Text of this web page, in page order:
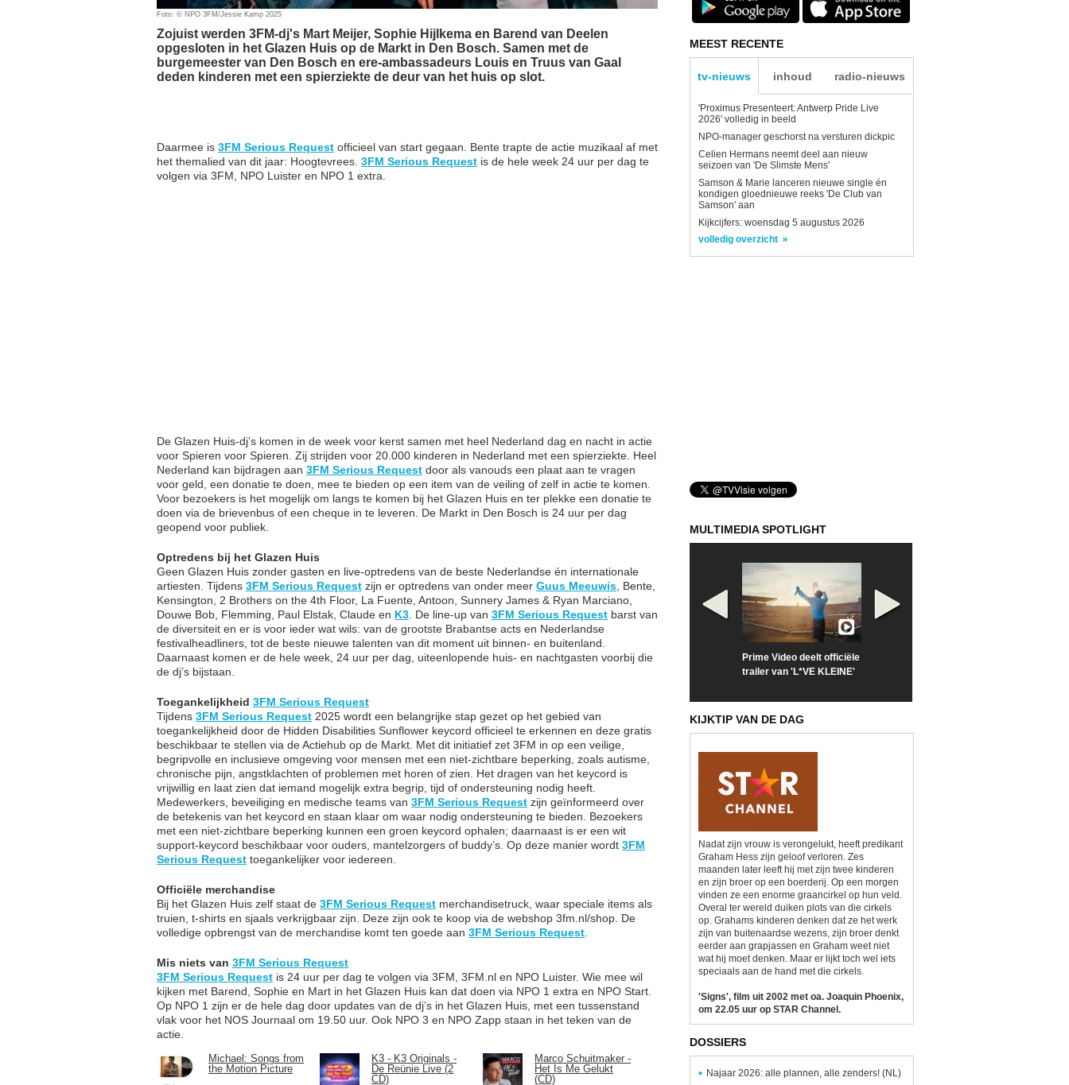
Foto: © NPO 3FM/Jessie Kamp 2025
Zojuist werden 3FM-dj's Mart Meijer, Sophie Hijlkema en Barend van Deelen
opgesloten in het Glazen Huis op de Markt in Den Bosch. Samen met de
burgemeester van Den Bosch en ere-ambassadeurs Louis en Truus van Gaal
deden kinderen met een spierziekte de deur van het huis op slot.
Daarmee is 3FM Serious Request officieel van start gegaan. Bente trapte de actie muzikaal af met
het themalied van dit jaar: Hoogtevrees. 3FM Serious Request is de hele week 24 uur per dag te
volgen via 3FM, NPO Luister en NPO 1 extra.
De Glazen Huis-dj’s komen in de week voor kerst samen met heel Nederland dag en nacht in actie
voor Spieren voor Spieren. Zij strijden voor 20.000 kinderen in Nederland met een spierziekte. Heel
Nederland kan bijdragen aan 3FM Serious Request door als vanouds een plaat aan te vragen
voor geld, een donatie te doen, mee te bieden op een item van de veiling of zelf in actie te komen.
Voor bezoekers is het mogelijk om langs te komen bij het Glazen Huis en ter plekke een donatie te
doen via de brievenbus of een cheque in te leveren. De Markt in Den Bosch is 24 uur per dag
geopend voor publiek.
Optredens bij het Glazen Huis
Geen Glazen Huis zonder gasten en live-optredens van de beste Nederlandse én internationale
artiesten. Tijdens 3FM Serious Request zijn er optredens van onder meer Guus Meeuwis , Bente,
Kensington, 2 Brothers on the 4th Floor, La Fuente, Antoon, Sunnery James & Ryan Marciano,
Douwe Bob, Flemming, Paul Elstak, Claude en K3 . De line-up van 3FM Serious Request barst van
de diversiteit en er is voor ieder wat wils: van de grootste Brabantse acts en Nederlandse
festivalheadliners, tot de beste nieuwe talenten van dit moment uit binnen- en buitenland.
Daarnaast komen er de hele week, 24 uur per dag, uiteenlopende huis- en nachtgasten voorbij die
de dj’s bijstaan.
Toegankelijkheid 3FM Serious Request
Tijdens 3FM Serious Request 2025 wordt een belangrijke stap gezet op het gebied van
toegankelijkheid door de Hidden Disabilities Sunflower keycord officieel te erkennen en deze gratis
beschikbaar te stellen via de Actiehub op de Markt. Met dit initiatief zet 3FM in op een veilige,
begripvolle en inclusieve omgeving voor mensen met een niet-zichtbare beperking, zoals autisme,
chronische pijn, angstklachten of problemen met horen of zien. Het dragen van het keycord is
vrijwillig en laat zien dat iemand mogelijk extra begrip, tijd of ondersteuning nodig heeft.
Medewerkers, beveiliging en medische teams van 3FM Serious Request zijn geïnformeerd over
de betekenis van het keycord en staan klaar om waar nodig ondersteuning te bieden. Bezoekers
met een niet-zichtbare beperking kunnen een groen keycord ophalen; daarnaast is er een wit
support-keycord beschikbaar voor ouders, mantelzorgers of buddy’s. Op deze manier wordt 3FM
Serious Request toegankelijker voor iedereen.
Officiële merchandise
Bij het Glazen Huis zelf staat de 3FM Serious Request merchandisetruck, waar speciale items als
truien, t-shirts en sjaals verkrijgbaar zijn. Deze zijn ook te koop via de webshop 3fm.nl/shop. De
volledige opbrengst van de merchandise komt ten goede aan 3FM Serious Request
Mis niets van 3FM Serious Request
3FM Serious Request is 24 uur per dag te volgen via 3FM, 3FM.nl en NPO Luister. Wie mee wil
kijken met Barend, Sophie en Mart in het Glazen Huis kan dat doen via NPO 1 extra en NPO Start.
Op NPO 1 zijn er de hele dag door updates van de dj’s in het Glazen Huis, met een tussenstand
vlak voor het NOS Journaal om 19.50 uur. Ook NPO 3 en NPO Zapp staan in het teken van de
actie.
Michael: Songs from
the Motion Picture
K3 - K3 Originals -
De Reünie Live (2
CD)
Marco Schuitmaker -
Het Is Me Gelukt
(CD)
MEEST RECENTE
tv-nieuws inhoud radio-nieuws
'Proximus Presenteert: Antwerp Pride Live
2026' volledig in beeld
NPO-manager geschorst na versturen dickpic
Celien Hermans neemt deel aan nieuw
seizoen van 'De Slimste Mens'
Samson & Marie lanceren nieuwe single én
kondigen gloednieuwe reeks 'De Club van
Samson' aan
Kijkcijfers: woensdag 5 augustus 2026
volledig overzicht
MULTIMEDIA SPOTLIGHT
Prime Video deelt officiële
trailer van 'L*VE KLEINE'
KIJKTIP VAN DE DAG
Nadat zijn vrouw is verongelukt, heeft predikant
Graham Hess zijn geloof verloren. Zes
maanden later leeft hij met zijn twee kinderen
en zijn broer op een boerderij. Op een morgen
vinden ze een enorme graancirkel op hun veld.
Overal ter wereld duiken plots van die cirkels
op. Grahams kinderen denken dat ze het werk
zijn van buitenaardse wezens, zijn broer denkt
eerder aan grapjassen en Graham weet niet
wat hij moet denken. Maar er lijkt toch wel iets
speciaals aan de hand met die cirkels.
'Signs', film uit 2002 met oa. Joaquin Phoenix,
om 22.05 uur op STAR Channel.
DOSSIERS
Najaar 2026: alle plannen, alle zenders! (NL)